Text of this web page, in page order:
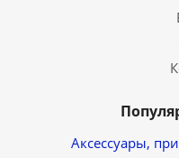
Аксессуары,